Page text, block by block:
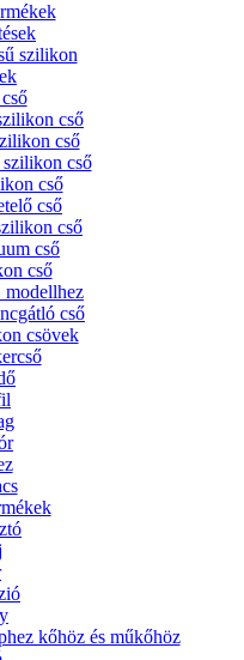
szilikon
cső
cső
cső
cső
cső
cső
cső
cső
modellhez
cső
csövek
kőhöz és műkőhöz